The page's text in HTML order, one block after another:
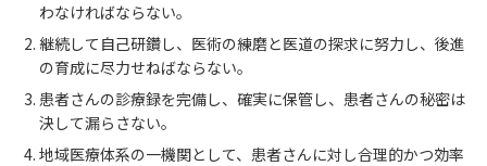
わなければならない。
継続して自己研鑽し、医術の練磨と医道の探求に努力し、後進
の育成に尽力せねばならない。
患者さんの診療録を完備し、確実に保管し、患者さんの秘密は
決して漏らさない。
地域医療体系の一機関として、患者さんに対し合理的かつ効率